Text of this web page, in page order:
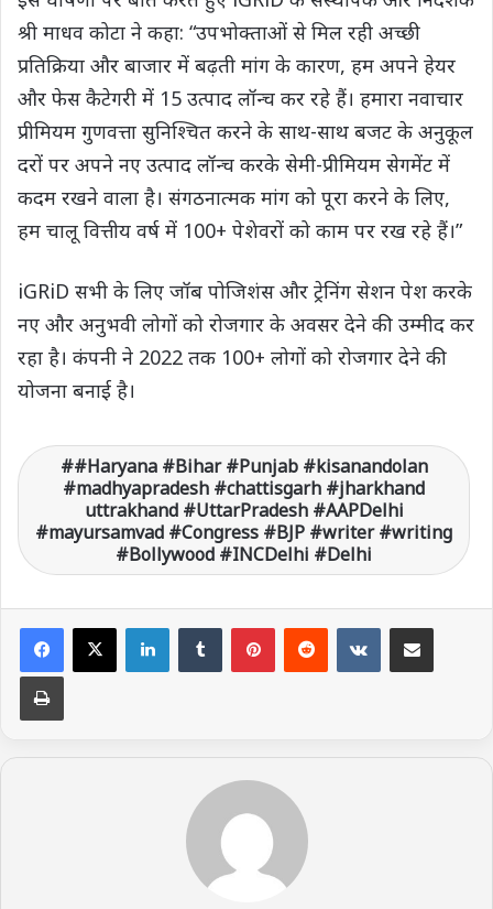
श्री माधव कोटा ने कहा: “उपभोक्ताओं से मिल रही अच्छी
प्रतिक्रिया और बाजार में बढ़ती मांग के कारण, हम अपने हेयर
और फेस कैटेगरी में 15 उत्पाद लॉन्च कर रहे हैं। हमारा नवाचार
प्रीमियम गुणवत्ता सुनिश्चित करने के साथ-साथ बजट के अनुकूल
दरों पर अपने नए उत्पाद लॉन्च करके सेमी-प्रीमियम सेगमेंट में
कदम रखने वाला है। संगठनात्मक मांग को पूरा करने के लिए,
हम चालू वित्तीय वर्ष में 100+ पेशेवरों को काम पर रख रहे हैं।”
iGRiD सभी के लिए जॉब पोजिशंस और ट्रेनिंग सेशन पेश करके
नए और अनुभवी लोगों को रोजगार के अवसर देने की उम्मीद कर
रहा है। कंपनी ने 2022 तक 100+ लोगों को रोजगार देने की
योजना बनाई है।
#Haryana #Bihar #Punjab #kisanandolan
#madhyapradesh #chattisgarh #jharkhand
uttrakhand #UttarPradesh #AAPDelhi
#mayursamvad #Congress #BJP #writer #writing
#Bollywood #INCDelhi #Delhi
LinkedIn VKontakte